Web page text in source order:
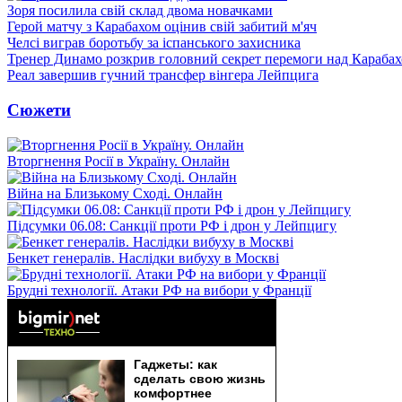
Зоря посилила свій склад двома новачками
Герой матчу з Карабахом оцінив свій забитий м'яч
Челсі виграв боротьбу за іспанського захисника
Тренер Динамо розкрив головний секрет перемоги над
Реал завершив гучний трансфер вінгера Лейпцига
Сюжети
Вторгнення Росії в Україну. Онлайн
Війна на Близькому Сході. Онлайн
Підсумки 06.08: Санкції проти РФ і дрон у Лейпцигу
Бенкет генералів. Наслідки вибуху в Москві
Брудні технології. Атаки РФ на вибори у Франції